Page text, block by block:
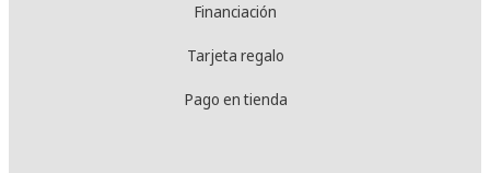
Financiación
Tarjeta regalo
Pago en tienda